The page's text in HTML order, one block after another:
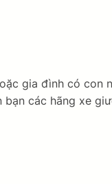
gia đình có con
bạn các hãng xe